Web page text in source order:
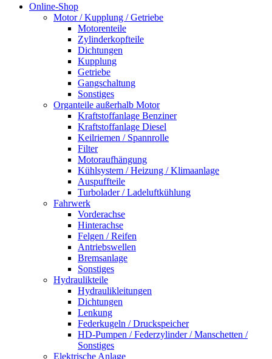
Online-Shop
Motor / Kupplung / Getriebe
Motorenteile
Zylinderkopfteile
Dichtungen
Kupplung
Getriebe
Gangschaltung
Sonstiges
Organteile außerhalb Motor
Kraftstoffanlage Benziner
Kraftstoffanlage Diesel
Keilriemen / Spannrolle
Filter
Motoraufhängung
Kühlsystem / Heizung / Klimaanlage
Auspuffteile
Turbolader / Ladeluftkühlung
Fahrwerk
Vorderachse
Hinterachse
Felgen / Reifen
Antriebswellen
Bremsanlage
Sonstiges
Hydraulikteile
Hydraulikleitungen
Dichtungen
Lenkung
Federkugeln / Druckspeicher
HD-Pumpen / Federzylinder / Manschetten /
Sonstiges
Elektrische Anlage